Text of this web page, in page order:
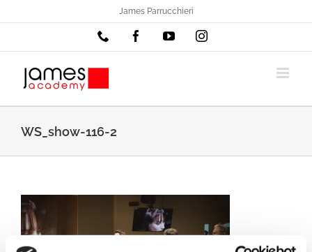
al
James Parrucchieri
Phone FacebookYouTubeInstagram
WS_show-116-2